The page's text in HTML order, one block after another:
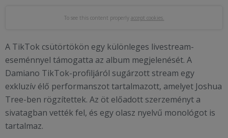
To see this content properly accept cookies.
A TikTok csütörtökön egy különleges livestream-
eseménnyel támogatta az album megjelenését. A
Damiano TikTok-profiljáról sugárzott stream egy
exkluzív élő performanszot tartalmazott, amelyet Joshua
Tree-ben rögzítettek. Az öt előadott szerzeményt a
sivatagban vették fel, és egy olasz nyelvű monológot is
tartalmaz.